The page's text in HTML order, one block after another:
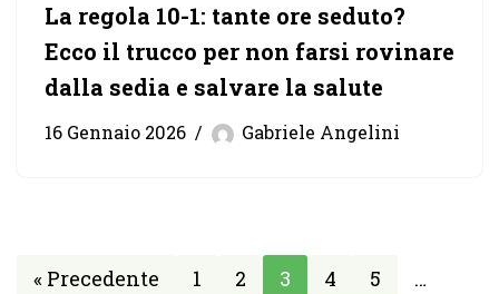
La regola 10-1: tante ore seduto?
Ecco il trucco per non farsi rovinare
dalla sedia e salvare la salute
16 Gennaio 2026 Gabriele Angelini
« Precedente 1 2 3 4 5
…